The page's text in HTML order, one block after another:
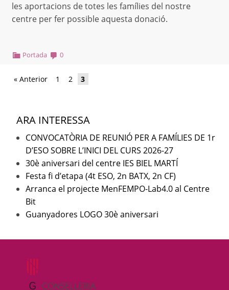
les aportacions de totes les famílies del nostre
centre per fer possible aquesta donació.
Portada 0
« Anterior 1 2 3
ARA INTERESSA
CONVOCATÒRIA DE REUNIÓ PER A FAMÍLIES DE 1r
D’ESO SOBRE L’INICI DEL CURS 2026-27
30è aniversari del centre IES BIEL MARTÍ
Festa fi d’etapa (4t ESO, 2n BATX, 2n CF)
Arranca el projecte MenFEMPO-Lab4.0 al Centre
Bit
Guanyadores LOGO 30è aniversari